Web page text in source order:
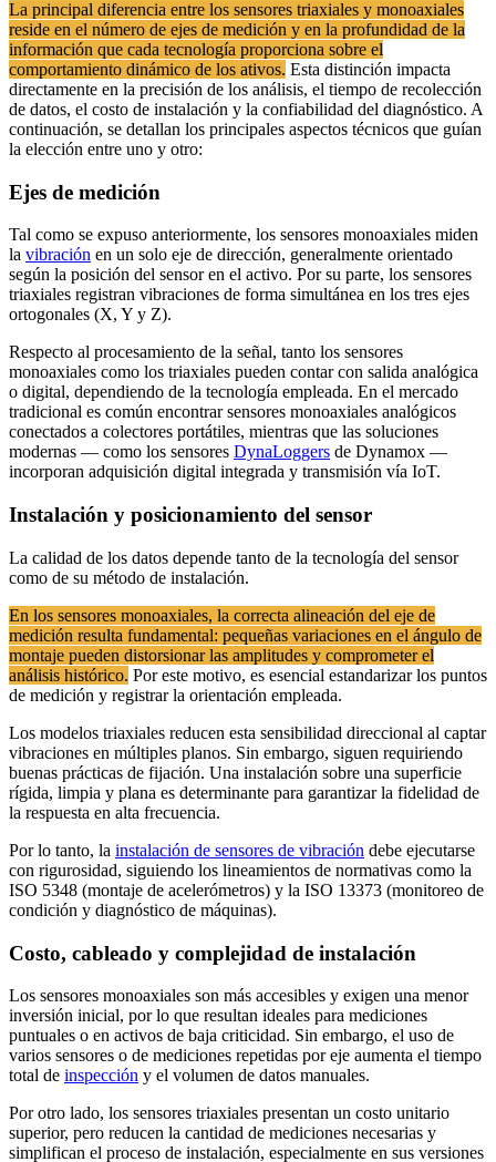
La principal diferencia entre los sensores triaxiales y monoaxiales
reside en el número de ejes de medición y en la profundidad de la
información que cada tecnología proporciona sobre el
comportamiento dinámico de los ativos. Esta distinción impacta
directamente en la precisión de los análisis, el tiempo de recolección
de datos, el costo de instalación y la confiabilidad del diagnóstico. A
continuación, se detallan los principales aspectos técnicos que guían
la elección entre uno y otro:
Ejes de medición
Tal como se expuso anteriormente, los sensores monoaxiales miden
la vibración en un solo eje de dirección, generalmente orientado
según la posición del sensor en el activo. Por su parte, los sensores
triaxiales registran vibraciones de forma simultánea en los tres ejes
ortogonales (X, Y y Z).
Respecto al procesamiento de la señal, tanto los sensores
monoaxiales como los triaxiales pueden contar con salida analógica
o digital, dependiendo de la tecnología empleada. En el mercado
tradicional es común encontrar sensores monoaxiales analógicos
conectados a colectores portátiles, mientras que las soluciones
modernas — como los sensores DynaLoggers de Dynamox —
incorporan adquisición digital integrada y transmisión vía IoT.
Instalación y posicionamiento del sensor
La calidad de los datos depende tanto de la tecnología del sensor
como de su método de instalación.
En los sensores monoaxiales, la correcta alineación del eje de
medición resulta fundamental: pequeñas variaciones en el ángulo de
montaje pueden distorsionar las amplitudes y comprometer el
análisis histórico. Por este motivo, es esencial estandarizar los puntos
de medición y registrar la orientación empleada.
Los modelos triaxiales reducen esta sensibilidad direccional al captar
vibraciones en múltiples planos. Sin embargo, siguen requiriendo
buenas prácticas de fijación. Una instalación sobre una superficie
rígida, limpia y plana es determinante para garantizar la fidelidad de
la respuesta en alta frecuencia.
Por lo tanto, la instalación de sensores de vibración debe ejecutarse
con rigurosidad, siguiendo los lineamientos de normativas como la
ISO 5348 (montaje de acelerómetros) y la ISO 13373 (monitoreo de
condición y diagnóstico de máquinas).
Costo, cableado y complejidad de instalación
Los sensores monoaxiales son más accesibles y exigen una menor
inversión inicial, por lo que resultan ideales para mediciones
puntuales o en activos de baja criticidad. Sin embargo, el uso de
varios sensores o de mediciones repetidas por eje aumenta el tiempo
total de inspección y el volumen de datos manuales.
Por otro lado, los sensores triaxiales presentan un costo unitario
superior, pero reducen la cantidad de mediciones necesarias y
simplifican el proceso de instalación, especialmente en sus versiones